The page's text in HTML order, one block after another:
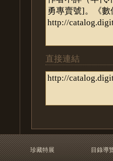
直接連結
珍藏特展
目錄導